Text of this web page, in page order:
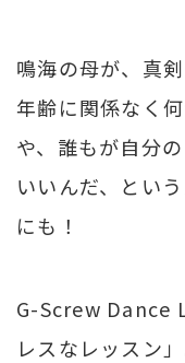
鳴海の母が、真
年齢に関係なく
や、誰もが自分
いいんだ、とい
にも！
G-Screw Dance
レスなレッスン」